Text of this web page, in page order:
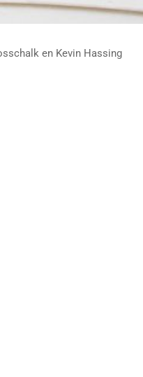
en Kevin Hassing